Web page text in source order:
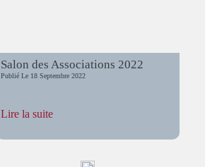
Salon des Associations 2022
Publié Le 18 Septembre 2022
Lire la suite:
des